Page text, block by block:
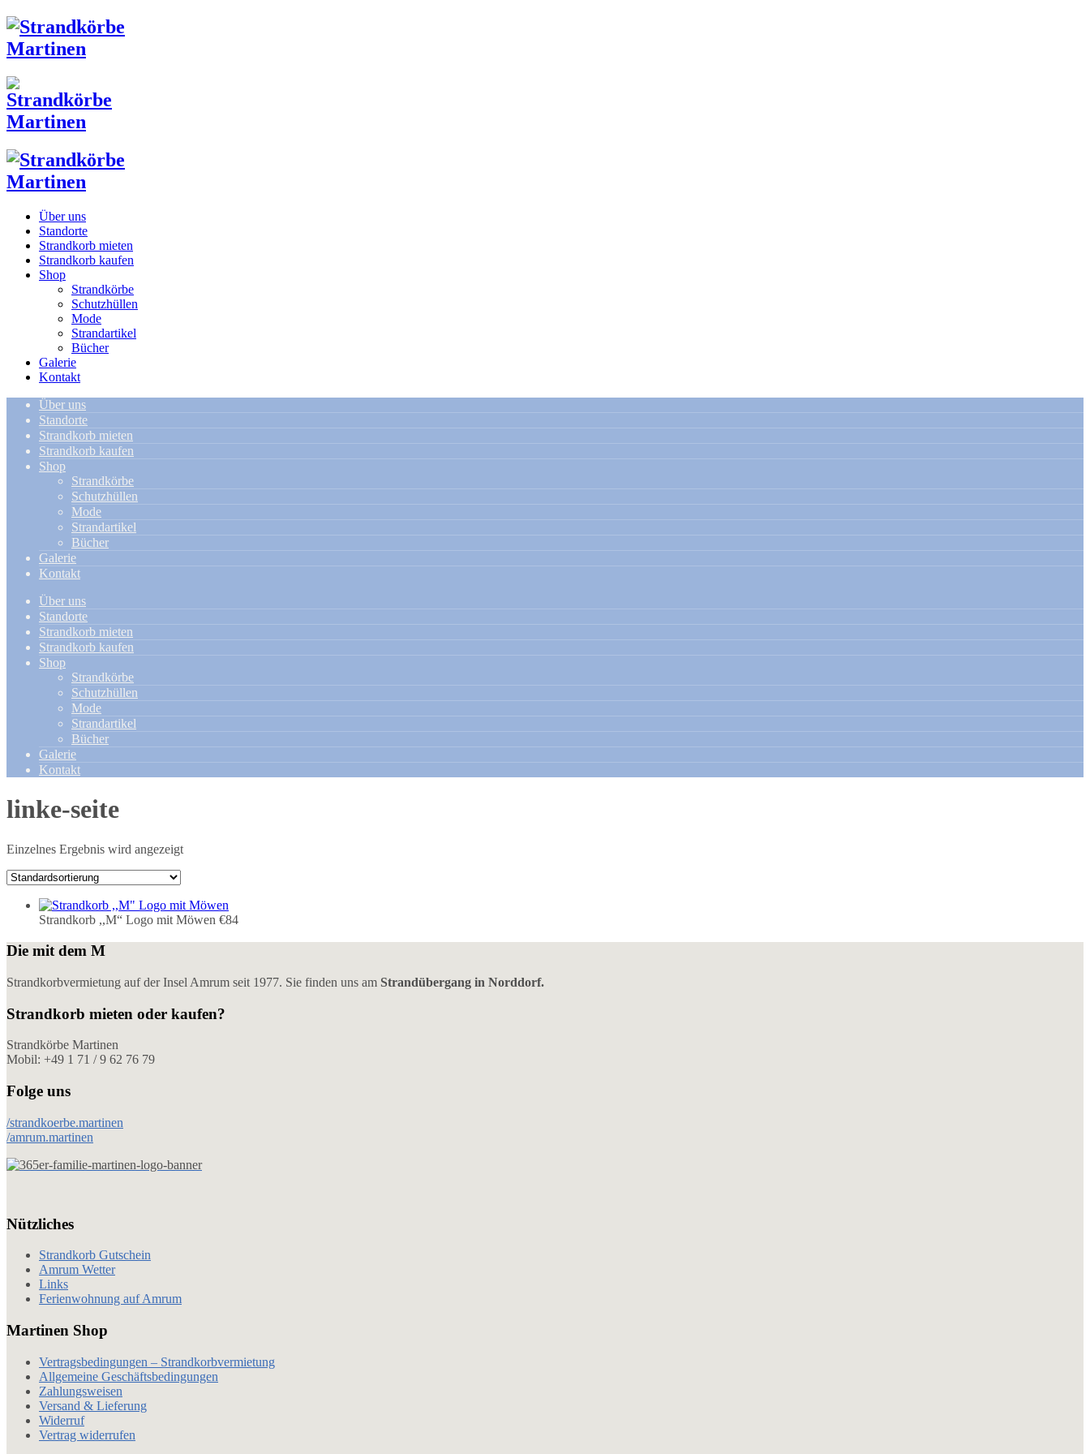
Über uns
Standorte
Strandkorb mieten
Strandkorb kaufen
Shop
Strandkörbe
Schutzhüllen
Mode
Strandartikel
Bücher
Galerie
Kontakt
Über uns
Standorte
Strandkorb mieten
Strandkorb kaufen
Shop
Strandkörbe
Schutzhüllen
Mode
Strandartikel
Bücher
Galerie
Kontakt
Über uns
Standorte
Strandkorb mieten
Strandkorb kaufen
Shop
Strandkörbe
Schutzhüllen
Mode
Strandartikel
Bücher
Galerie
Kontakt
linke-seite
Einzelnes Ergebnis wird angezeigt
Strandkorb ,,M“ Logo mit Möwen €84
Die mit dem M
Strandkorbvermietung auf der Insel Amrum seit 1977. Sie finden uns am Strandübergang in Norddorf.
Strandkorb mieten oder kaufen?
Strandkörbe Martinen
Mobil: +49 1 71 / 9 62 76 79
Folge uns
/strandkoerbe.martinen
/amrum.martinen
Nützliches
Strandkorb Gutschein
Amrum Wetter
Links
Ferienwohnung auf Amrum
Martinen Shop
Vertragsbedingungen – Strandkorbvermietung
Allgemeine Geschäftsbedingungen
Zahlungsweisen
Versand & Lieferung
Widerruf
Vertrag widerrufen